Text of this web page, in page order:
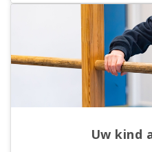
Uw kind